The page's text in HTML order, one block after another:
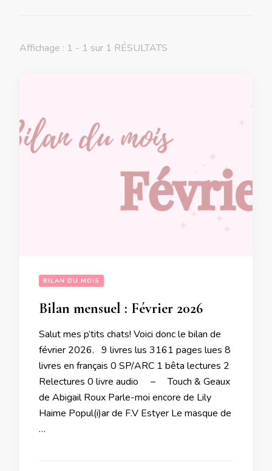
Affichage : 1 - 1 sur 1 RÉSULTATS
BILAN DU MOIS
Bilan mensuel : Février 2026
Salut mes p’tits chats! Voici donc le bilan de
février 2026. 9 livres lus 3161 pages lues 8
livres en français 0 SP/ARC 1 bêta lectures 2
Relectures 0 livre audio – Touch & Geaux
de Abigail Roux Parle-moi encore de Lily
Haime Popul(i)ar de F.V Estyer Le masque de
…